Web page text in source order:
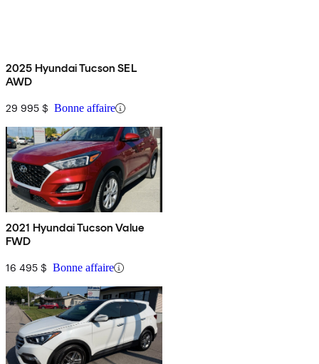
2025 Hyundai Tucson SEL
AWD
29 995 $ Bonne affaire
2021 Hyundai Tucson Value
FWD
16 495 $ Bonne affaire